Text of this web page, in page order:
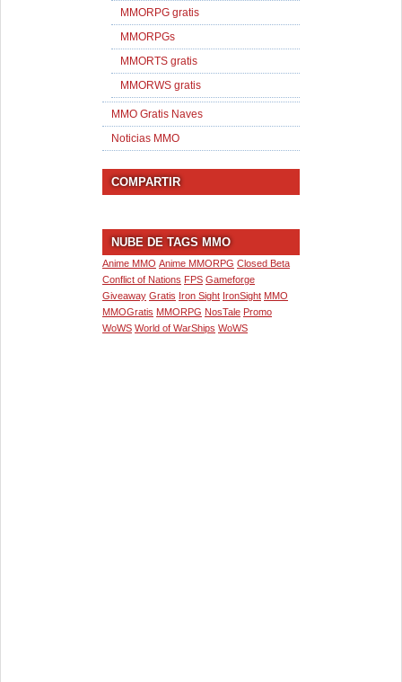
MMORPG gratis
MMORPGs
MMORTS gratis
MMORWS gratis
MMO Gratis Naves
Noticias MMO
COMPARTIR
NUBE DE TAGS MMO
Anime MMO Anime MMORPG Closed Beta
Conflict of Nations FPS Gameforge
Giveaway Gratis Iron Sight IronSight MMO
MMOGratis MMORPG NosTale Promo
WoWS World of WarShips WoWS